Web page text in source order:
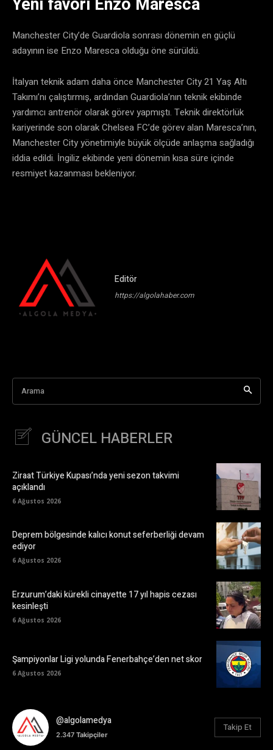
Yeni favori Enzo Maresca
Manchester City’de Guardiola sonrası dönemin en güçlü
adayının ise Enzo Maresca olduğu öne sürüldü.
İtalyan teknik adam daha önce Manchester City 21 Yaş Altı
Takımı’nı çalıştırmış, ardından Guardiola’nın teknik ekibinde
yardımcı antrenör olarak görev yapmıştı. Teknik direktörlük
kariyerinde son olarak Chelsea FC’de görev alan Maresca’nın,
Manchester City yönetimiyle büyük ölçüde anlaşma sağladığı
iddia edildi. İngiliz ekibinde yeni dönemin kısa süre içinde
resmiyet kazanması bekleniyor.
Editör
https://algolahaber.com
Arama
GÜNCEL HABERLER
Ziraat Türkiye Kupası’nda yeni sezon takvimi
açıklandı
6 Ağustos 2026
Deprem bölgesinde kalıcı konut seferberliği devam
ediyor
6 Ağustos 2026
Erzurum’daki kürekli cinayette 17 yıl hapis cezası
kesinleşti
6 Ağustos 2026
Şampiyonlar Ligi yolunda Fenerbahçe’den net skor
6 Ağustos 2026
@algolamedya
2.347 Takipçiler
Takip Et